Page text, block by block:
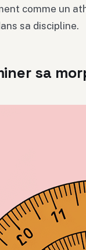
comme un
sa discipline.
sa